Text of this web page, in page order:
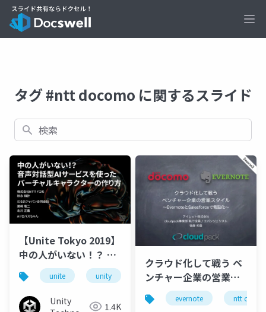
タグ #ntt docomo に関するスライド
検索
【Unite Tokyo 2019】
中の人がいない！？ 音
声対話型AIサービスを
使ったバーチャルキャ
ラクターの作り方
unite unity unitetokyo unite tokyo 2019
Unity
1.4K
クラウド化して戦う ベ
ンチャー企業の営業ス
タイル Season2
evernote ntt